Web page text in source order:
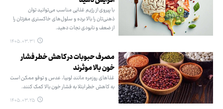
با پیروی از رژیم غذایی مناسب می‌توانید توان
ذهنی‌تان را بالا برده و سلول‌های خاکستری مغزتان را
از ضعف و نابودی نجات دهید.
۱۴۰۵.۰۳.۳۱
مصرف حبوبات در کاهش خطر فشار
خون بالا موثرند
غذاهای روزمره مانند لوبیا، عدس و توفو ممکن است
به کاهش خطر ابتلا به فشار خون بالا کمک کنند.
۱۴۰۵.۰۳.۲۵